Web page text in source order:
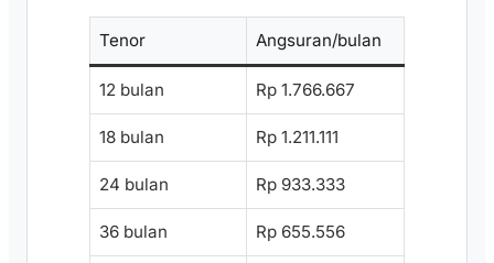
Tenor Angsuran/bulan
12 bulan Rp 1.766.667
18 bulan Rp 1.211.111
24 bulan Rp 933.333
36 bulan Rp 655.556